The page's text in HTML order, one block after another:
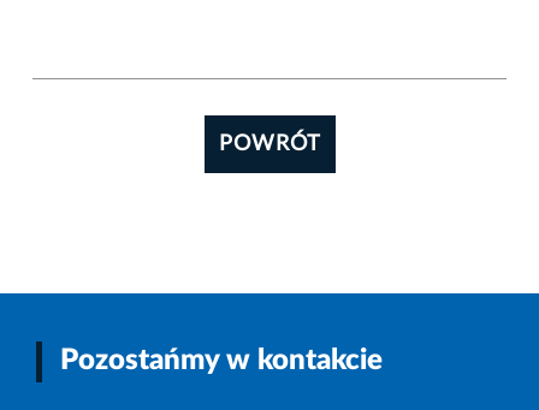
POWRÓT
Pozostańmy w kontakcie